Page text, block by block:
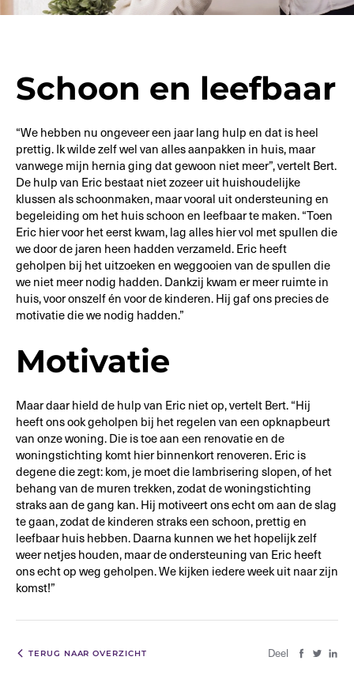
Schoon en leefbaar
“We hebben nu ongeveer een jaar lang hulp en dat is heel
prettig. Ik wilde zelf wel van alles aanpakken in huis, maar
vanwege mijn hernia ging dat gewoon niet meer”, vertelt Bert.
De hulp van Eric bestaat niet zozeer uit huishoudelijke
klussen als schoonmaken, maar vooral uit ondersteuning en
begeleiding om het huis schoon en leefbaar te maken. “Toen
Eric hier voor het eerst kwam, lag alles hier vol met spullen die
we door de jaren heen hadden verzameld. Eric heeft
geholpen bij het uitzoeken en weggooien van de spullen die
we niet meer nodig hadden. Dankzij kwam er meer ruimte in
huis, voor onszelf én voor de kinderen. Hij gaf ons precies de
motivatie die we nodig hadden.”
Motivatie
Maar daar hield de hulp van Eric niet op, vertelt Bert. “Hij
heeft ons ook geholpen bij het regelen van een opknapbeurt
van onze woning. Die is toe aan een renovatie en de
woningstichting komt hier binnenkort renoveren. Eric is
degene die zegt: kom, je moet die lambrisering slopen, of het
behang van de muren trekken, zodat de woningstichting
straks aan de gang kan. Hij motiveert ons echt om aan de slag
te gaan, zodat de kinderen straks een schoon, prettig en
leefbaar huis hebben. Daarna kunnen we het hopelijk zelf
weer netjes houden, maar de ondersteuning van Eric heeft
ons echt op weg geholpen. We kijken iedere week uit naar zijn
komst!”
Deel
TERUG NAAR OVERZICHT